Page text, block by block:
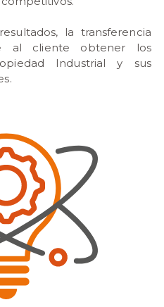
la transferencia
al cliente obtener los
Industrial y sus